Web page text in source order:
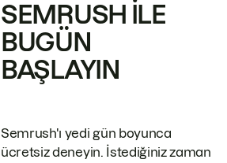
SEMRUSH ILE
BUGÜN
BAŞLAYIN
Semrush'ı yedi gün boyunca
ücretsiz deneyin. İstediğiniz zaman